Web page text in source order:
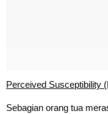
Perceived Susceptibility
Sebagian orang tua